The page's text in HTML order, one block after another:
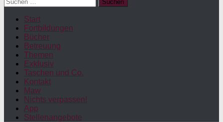
nach:
Start
Fortbildungen
Bücher
Betreuung
Themen
Exklusiv
Taschen und Co.
Kontakt
Maw
Nichts verpassen!
App
Stellenangebote